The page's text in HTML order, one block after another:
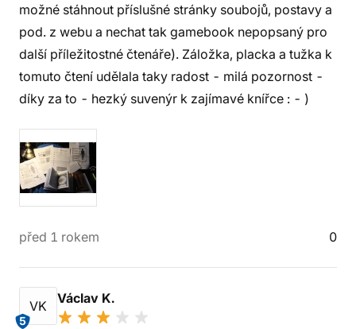
možné stáhnout příslušné stránky soubojů, postavy a
pod. z webu a nechat tak gamebook nepopsaný pro
další příležitostné čtenáře). Záložka, placka a tužka k
tomuto čtení udělala taky radost - milá pozornost -
díky za to - hezký suvenýr k zajímavé knířce : - )
před 1 rokem 0
VK
5
Václav K.